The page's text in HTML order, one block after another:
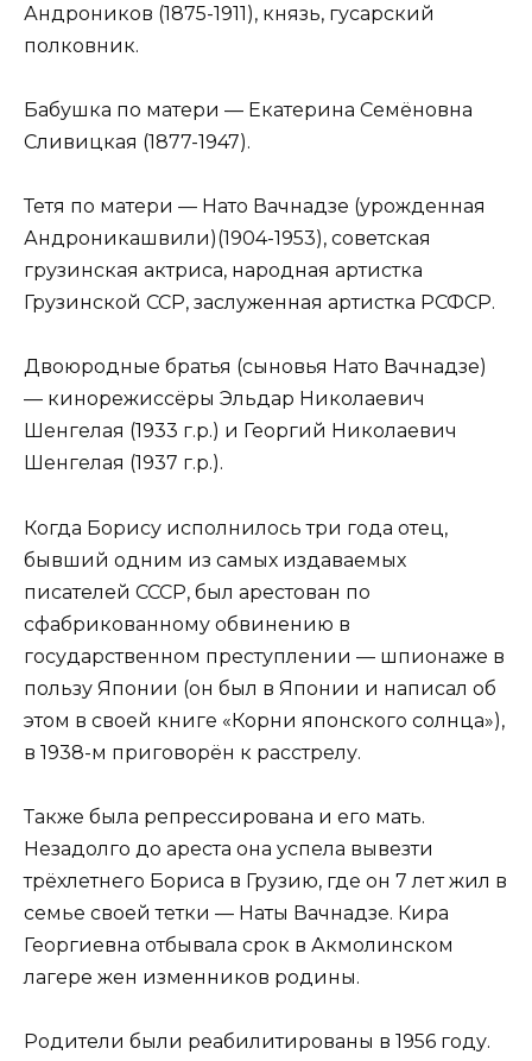
Андроников (1875-1911), князь, гусарский
полковник.
Бабушка по матери — Екатерина Семёновна
Сливицкая (1877-1947).
Тетя по матери — Нато Вачнадзе (урожденная
Андроникашвили)(1904-1953), советская
грузинская актриса, народная артистка
Грузинской ССР, заслуженная артистка РСФСР.
Двоюродные братья (сыновья Нато Вачнадзе)
— кинорежиссёры Эльдар Николаевич
Шенгелая (1933 г.р.) и Георгий Николаевич
Шенгелая (1937 г.р.).
Когда Борису исполнилось три года отец,
бывший одним из самых издаваемых
писателей СССР, был арестован по
сфабрикованному обвинению в
государственном преступлении — шпионаже в
пользу Японии (он был в Японии и написал об
этом в своей книге «Корни японского солнца»),
в 1938-м приговорён к расстрелу.
Также была репрессирована и его мать.
Незадолго до ареста она успела вывезти
трёхлетнего Бориса в Грузию, где он 7 лет жил в
семье своей тетки — Наты Вачнадзе. Кира
Георгиевна отбывала срок в Акмолинском
лагере жен изменников родины.
Родители были реабилитированы в 1956 году.